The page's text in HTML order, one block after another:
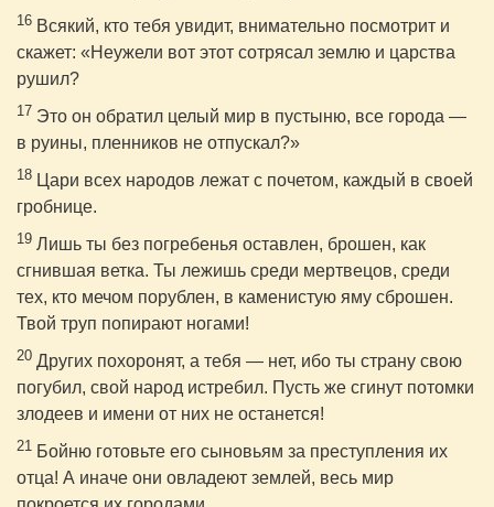
16 Всякий, кто тебя увидит, внимательно посмотрит и
скажет: «Неужели вот этот сотрясал землю и царства
рушил?
17 Это он обратил целый мир в пустыню, все города —
в руины, пленников не отпускал?»
18 Цари всех народов лежат с почетом, каждый в своей
гробнице.
19 Лишь ты без погребенья оставлен, брошен, как
сгнившая ветка. Ты лежишь среди мертвецов, среди
тех, кто мечом порублен, в каменистую яму сброшен.
Твой труп попирают ногами!
20 Других похоронят, а тебя — нет, ибо ты страну свою
погубил, свой народ истребил. Пусть же сгинут потомки
злодеев и имени от них не останется!
21 Бойню готовьте его сыновьям за преступления их
отца! А иначе они овладеют землей, весь мир